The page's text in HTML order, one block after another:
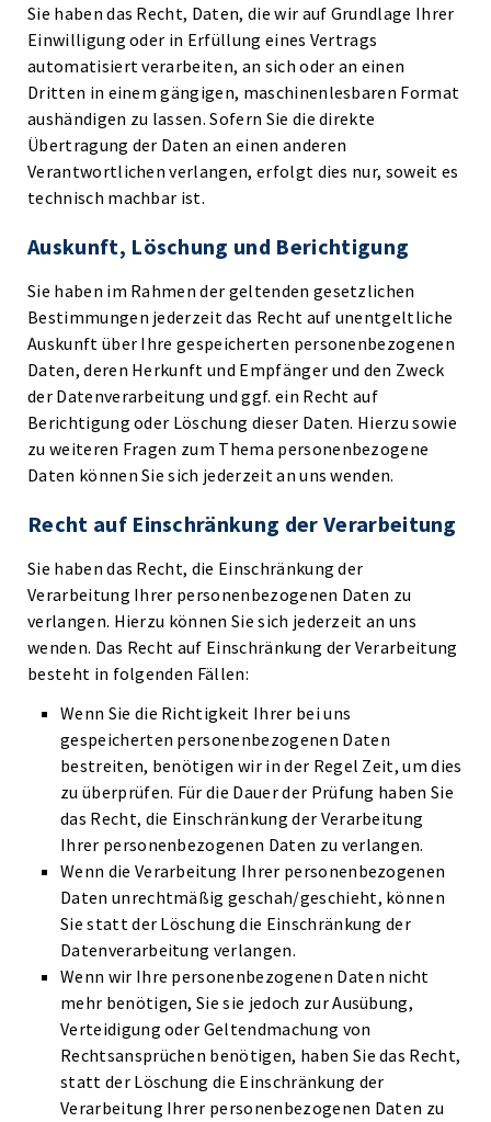
Sie haben das Recht, Daten, die wir auf Grundlage Ihrer
Einwilligung oder in Erfüllung eines Vertrags
automatisiert verarbeiten, an sich oder an einen
Dritten in einem gängigen, maschinenlesbaren Format
aushändigen zu lassen. Sofern Sie die direkte
Übertragung der Daten an einen anderen
Verantwortlichen verlangen, erfolgt dies nur, soweit es
technisch machbar ist.
Auskunft, Löschung und Berichtigung
Sie haben im Rahmen der geltenden gesetzlichen
Bestimmungen jederzeit das Recht auf unentgeltliche
Auskunft über Ihre gespeicherten personenbezogenen
Daten, deren Herkunft und Empfänger und den Zweck
der Datenverarbeitung und ggf. ein Recht auf
Berichtigung oder Löschung dieser Daten. Hierzu sowie
zu weiteren Fragen zum Thema personenbezogene
Daten können Sie sich jederzeit an uns wenden.
Recht auf Einschränkung der Verarbeitung
Sie haben das Recht, die Einschränkung der
Verarbeitung Ihrer personenbezogenen Daten zu
verlangen. Hierzu können Sie sich jederzeit an uns
wenden. Das Recht auf Einschränkung der Verarbeitung
besteht in folgenden Fällen:
Wenn Sie die Richtigkeit Ihrer bei uns
gespeicherten personenbezogenen Daten
bestreiten, benötigen wir in der Regel Zeit, um dies
zu überprüfen. Für die Dauer der Prüfung haben Sie
das Recht, die Einschränkung der Verarbeitung
Ihrer personenbezogenen Daten zu verlangen.
Wenn die Verarbeitung Ihrer personenbezogenen
Daten unrechtmäßig geschah/geschieht, können
Sie statt der Löschung die Einschränkung der
Datenverarbeitung verlangen.
Wenn wir Ihre personenbezogenen Daten nicht
mehr benötigen, Sie sie jedoch zur Ausübung,
Verteidigung oder Geltendmachung von
Rechtsansprüchen benötigen, haben Sie das Recht,
statt der Löschung die Einschränkung der
Verarbeitung Ihrer personenbezogenen Daten zu